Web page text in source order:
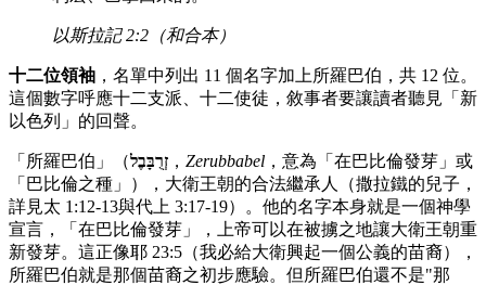
以斯拉記 2:2（和合本）
十二位領袖 ，名單中列出 11 個名字加上所羅巴伯，共 12 位。
這個數字呼應十二支派、十二使徒，敘事者要讓讀者聽見「新
以色列」的回聲。
「所羅巴伯」（זְרֻבָּבֶל ， Zerubbabel ，意為「在巴比倫發芽」或
「巴比倫之種」），大衛王朝的合法繼承人（撒拉鐵的兒子，
詳見太 1:12-13與代上 3:17-19）。他的名字本身就是一個神學
宣言，「在巴比倫發芽」，上帝可以在被擄之地讓大衛王朝重
新發芽。這正像耶 23:5（我必給大衛興起一個公義的苗裔），
所羅巴伯就是那個苗裔之初步應驗。但所羅巴伯還不是"那